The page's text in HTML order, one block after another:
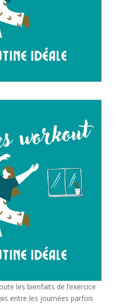
les bienfaits de l’exercice
entre les journées parfois